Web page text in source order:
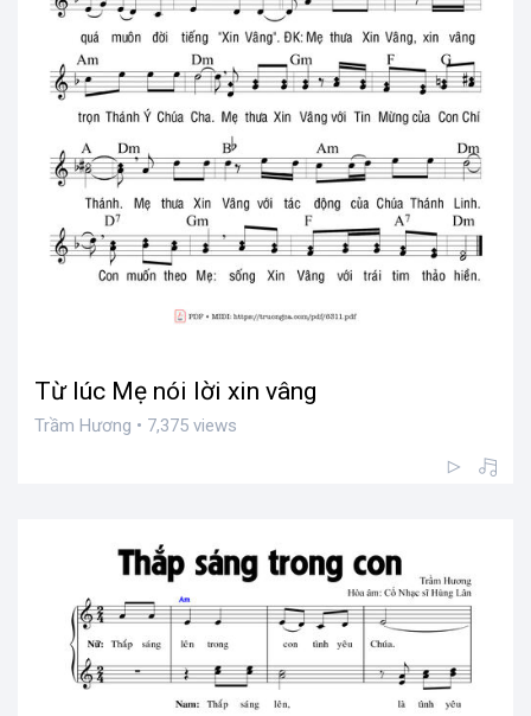
Từ lúc Mẹ nói lời xin vâng
Trầm Hương • 7,375 views